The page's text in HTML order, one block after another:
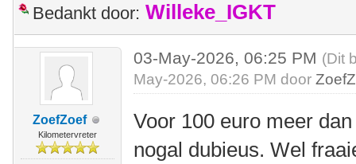
Bedankt door: Willeke_IGKT
ZoefZoef
Kilometervreter
03-May-2026, 06:25 PM (Dit
May-2026, 06:26 PM door
Voor 100 euro meer
nogal dubieus. Wel